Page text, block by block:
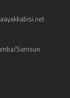
Samsun